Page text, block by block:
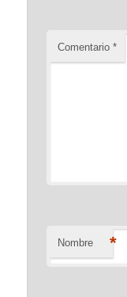
Comentario*
Nombre *